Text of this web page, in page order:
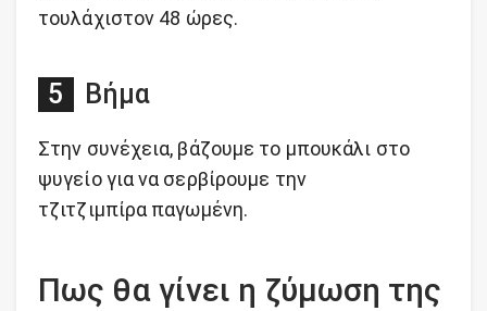
τουλάχιστον 48 ώρες.
Βήμα
Στην συνέχεια, βάζουμε το μπουκάλι στο
ψυγείο για να σερβίρουμε την
τζιτζιμπίρα παγωμένη.
Πως θα γίνει η ζύμωση της